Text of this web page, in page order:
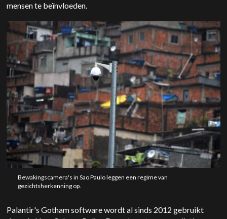
mensen te beïnvloeden.
Bewakingscamera's in Sao Paulo leggen een regime van
gezichtsherkenning op.
Palantir's Gotham software wordt al sinds 2012 gebruikt